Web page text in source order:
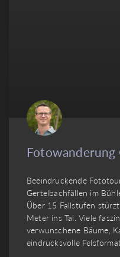
Beeindruckende
Gertelbachfällen im
Über 15 Fallstufen
Meter ins Tal. Viele
verwunschene Bäume,
eindrucksvolle